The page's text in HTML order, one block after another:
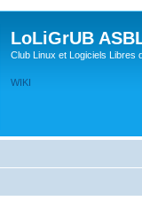
LoLiGrUB
Club Linux et Logiciels Libres
WIKI